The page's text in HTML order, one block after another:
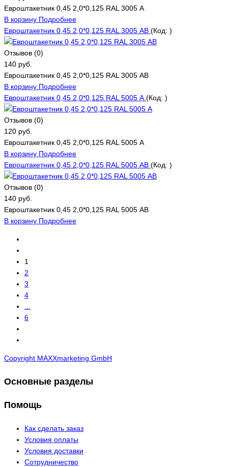
Евроштакетник 0,45 2,0*0,125 RAL 3005 А
В корзину Подробнее
Евроштакетник 0,45 2,0*0,125 RAL 3005 АВ (Код: )
Отзывов (0)
140 руб.
Евроштакетник 0,45 2,0*0,125 RAL 3005 АВ
В корзину Подробнее
Евроштакетник 0,45 2,0*0,125 RAL 5005 А (Код: )
Отзывов (0)
120 руб.
Евроштакетник 0,45 2,0*0,125 RAL 5005 А
В корзину Подробнее
Евроштакетник 0,45 2,0*0,125 RAL 5005 АВ (Код: )
Отзывов (0)
140 руб.
Евроштакетник 0,45 2,0*0,125 RAL 5005 АВ
В корзину Подробнее
1
2
3
4
6
Copyright MAXXmarketing GmbH
Основные разделы
Помощь
Как сделать заказ
Условия оплаты
Условия доставки
Сотрудничество